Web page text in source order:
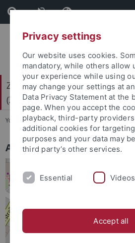
Skip
to
content
Skip
to
footer
Zentrum für Gender- und
(ZGD)
You are here: Startseite ... Anfahrt
Anfahrt
Privacy settings
Our website uses cookies.
mandatory, while others allow
your experience while using
may change your settings at
Data Privacy Statement at the
page. When you accept the
playback, third-party
additional cookies for
purposes and your data may
third party’s other services.
Essential Videos
Accept all